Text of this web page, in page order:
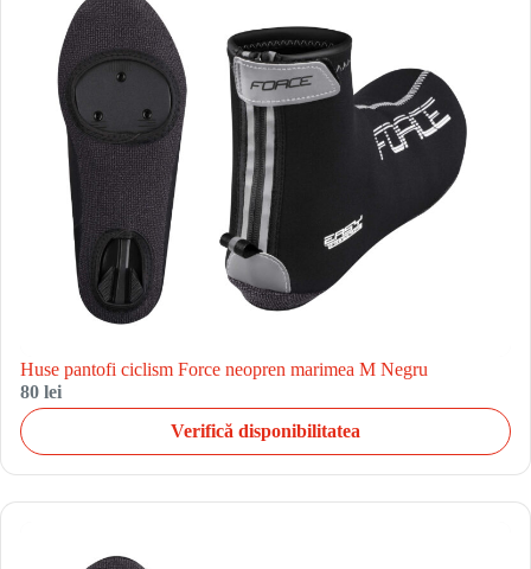
Huse pantofi ciclism Force neopren marimea M Negru
80 lei
Verifică disponibilitatea